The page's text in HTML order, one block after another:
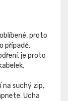
proto
případě.
je proto
na suchý zip,
Ucha